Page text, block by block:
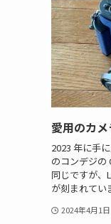
愛用のカ
2023 年に手
のコンデジの
同じですが、
が刻まれてい
2024年4月1日